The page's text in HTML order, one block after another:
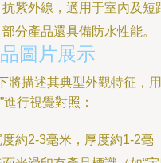
抗紫外線，適用于室內及短
分產品還具備防水性能。
圖片展示
將描述其典型外觀特征，用
行視覺對照：
約2-3毫米，厚度約1-2毫